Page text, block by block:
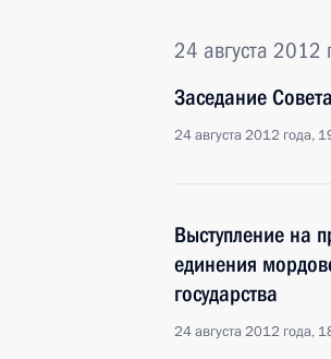
24 августа 2012
Заседание
24 августа 2012 года,
Выступление на
единения
государства
24 августа 2012 года,